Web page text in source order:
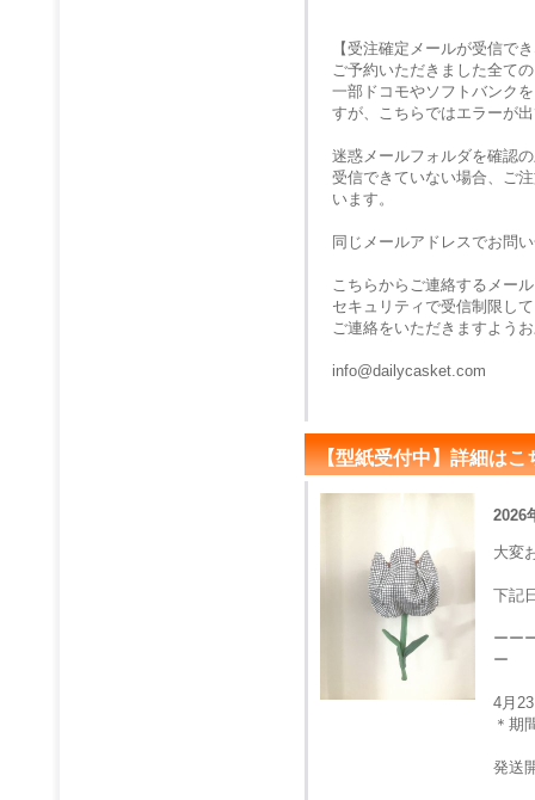
【受注確定メールが受信で
ご予約いただきました全て
一部ドコモやソフトバンク
すが、こちらではエラーが
迷惑メールフォルダを確認
受信できていない場合、ご
います。
同じメールアドレスでお問
こちらからご連絡するメー
セキュリティで受信制限し
ご連絡をいただきますよう
info@dailycasket.com
【型紙受付中】詳細はこ
2026
大変
下記
ーー
ー
4月
＊期
発送